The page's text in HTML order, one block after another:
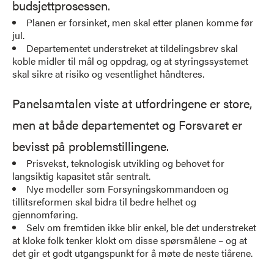
budsjettprosessen.
Planen er forsinket, men skal etter planen komme før
jul.
Departementet understreket at tildelingsbrev skal
koble midler til mål og oppdrag, og at styringssystemet
skal sikre at risiko og vesentlighet håndteres.
Panelsamtalen viste at utfordringene er store,
men at både departementet og Forsvaret er
bevisst på problemstillingene.
Prisvekst, teknologisk utvikling og behovet for
langsiktig kapasitet står sentralt.
Nye modeller som Forsyningskommandoen og
tillitsreformen skal bidra til bedre helhet og
gjennomføring.
Selv om fremtiden ikke blir enkel, ble det understreket
at kloke folk tenker klokt om disse spørsmålene – og at
det gir et godt utgangspunkt for å møte de neste tiårene.